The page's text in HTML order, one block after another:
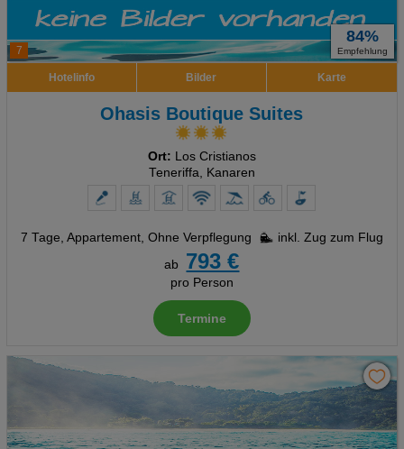
7
84%
Empfehlung
Hotelinfo Bilder Karte
Ohasis Boutique Suites
Ort: Los Cristianos
Teneriffa, Kanaren
7 Tage, Appartement, Ohne Verpflegung
inkl. Zug zum Flug
ab
793 €
pro Person
Termine